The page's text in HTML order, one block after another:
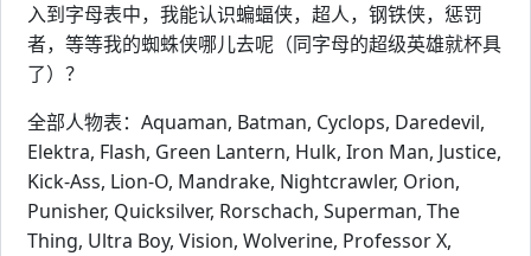
入到字母表中，我能认识蝙蝠侠，超人，钢铁侠，惩罚
者，等等我的蜘蛛侠哪儿去呢（同字母的超级英雄就杯具
了）？
全部人物表：Aquaman, Batman, Cyclops, Daredevil,
Elektra, Flash, Green Lantern, Hulk, Iron Man, Justice,
Kick-Ass, Lion-O, Mandrake, Nightcrawler, Orion,
Punisher, Quicksilver, Rorschach, Superman, The
Thing, Ultra Boy, Vision, Wolverine, Professor X,